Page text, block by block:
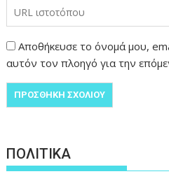
Αποθήκευσε το όνομά μου,
αυτόν τον πλοηγό για την
ΠΟΛΙΤΙΚΑ